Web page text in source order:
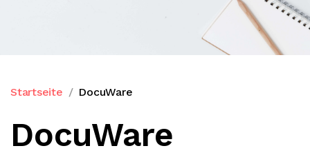
Startseite DocuWare
DocuWare